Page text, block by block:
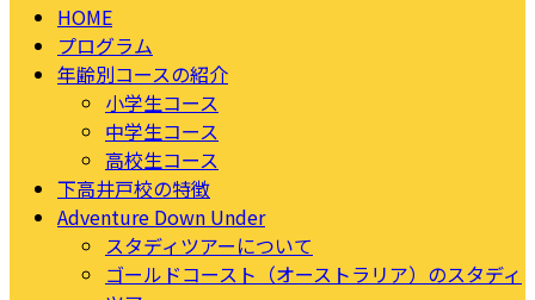
HOME
プログラム
年齢別コースの紹介
小学生コース
中学生コース
高校生コース
下高井戸校の特徴
Adventure Down Under
スタディツアーについて
ゴールドコースト（オーストラリア）のスタディ